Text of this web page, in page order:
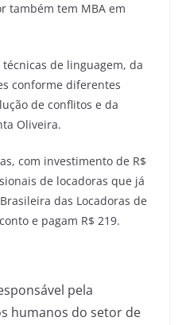
também tem MBA em
de linguagem, da
conforme diferentes
de conflitos e da
Oliveira.
com investimento de R$
de locadoras que já
das Locadoras de
e pagam R$ 219.
pela
humanos do setor de